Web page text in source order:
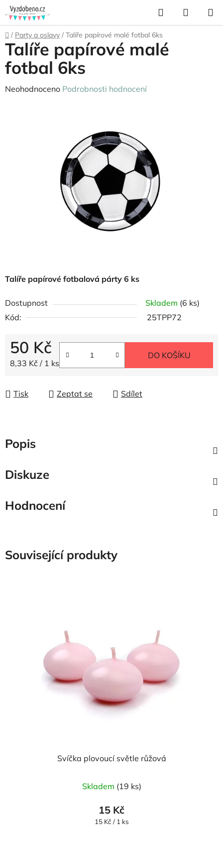
Přejít
na
obsah
Hledat
KOŠÍK
Domů
/ Party a oslavy / Talíře papírové malé fotbal 6ks
Talíře papírové fotbalová párty 6 ks
Dostupnost Skladem (6 ks)
Kód:
25TPP72
50 Kč
Měrná cena:
8,33 Kč / 1 ks
DO KOŠÍKU
Tisk Zeptat se Sdílet
Talíře papírové malé
fotbal 6ks
Průměrné
Neohodnoceno Podrobnosti hodnocení
Popis
Diskuze
Hodnocení
Související produkty
Svíčka plovoucí světle růžová
hodnocení
produktu
je
Skladem (19 ks)
15 Kč
Měrná
15 Kč / 1 ks